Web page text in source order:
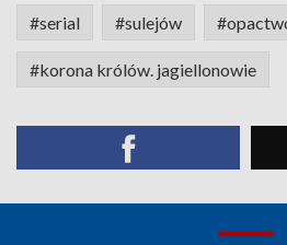
#serial #sulejów
#korona królów. jagiellonowie